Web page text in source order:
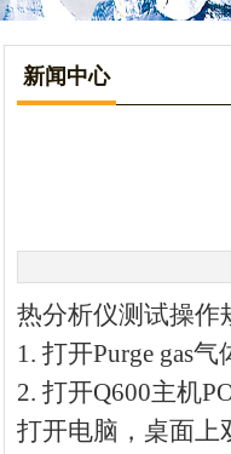
新闻中心
热分析仪测试操作
1. 打开Purge gas
2. 打开Q600主机
打开电脑，桌面上